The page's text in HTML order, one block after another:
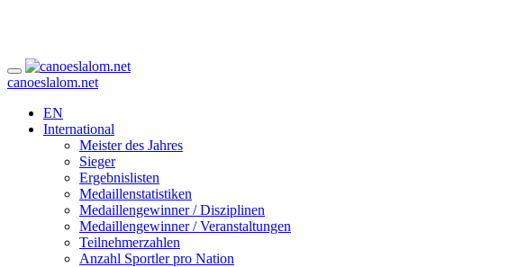
canoeslalom.net
EN
International
Meister des Jahres
Sieger
Ergebnislisten
Medaillenstatistiken
Medaillengewinner / Disziplinen
Medaillengewinner / Veranstaltungen
Teilnehmerzahlen
Anzahl Sportler pro Nation